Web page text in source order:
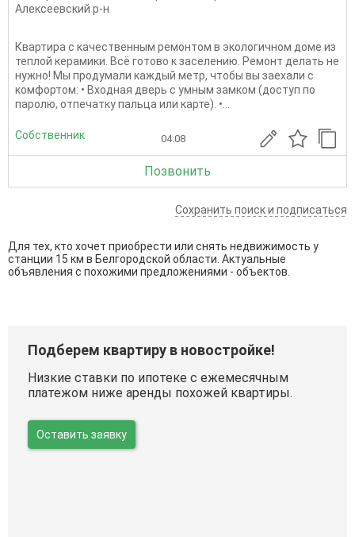
Алексеевский р-н
Квартира с качественным ремонтом в экологичном доме из
теплой керамики. Всё готово к заселению. Ремонт делать не
нужно! Мы продумали каждый метр, чтобы вы заехали с
комфортом: • Входная дверь с умным замком (доступ по
паролю, отпечатку пальца или карте). •...
Собственник 04.08
Позвонить
Сохранить поиск и подписаться
Для тех, кто хочет приобрести или снять недвижимость у
станции 15 км в Белгородской области. Актуальные
объявления с похожими предложениями - объектов.
Подберем квартиру в новостройке!
Низкие ставки по ипотеке с ежемесячным
платежом ниже аренды похожей квартиры.
Оставить заявку